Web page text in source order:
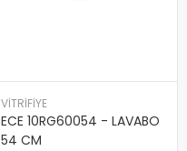
VİTRİFİYE
ECE 10RG60054 - LAVABO
54 CM